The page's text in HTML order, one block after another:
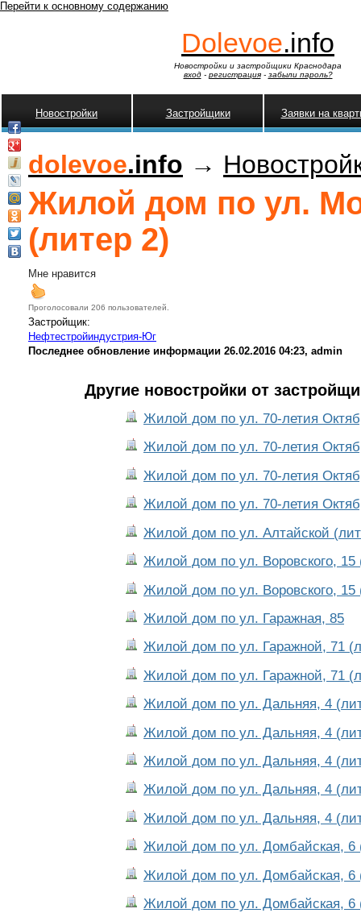
Перейти к основному содержанию
Dolevoe.info
Новостройки и застройщики Краснодара
вход- регистрация- забыли пароль?
Новостройки Застройщики Заявки на
dolevoe.info →
Жилой дом по ул.
(литер 2)
Мне нравится
Проголосовали 206 пользователей.
Застройщик:
Нефтестройиндустрия-Юг
Последнее обновление информации 26.02.2016 04:23, admin
Другие новостройки от
Жилой дом по ул. 70-летия
Жилой дом по ул. 70-летия
Жилой дом по ул. 70-летия
Жилой дом по ул. 70-летия
Жилой дом по ул. Алтайской
Жилой дом по ул. Воровского, 15
Жилой дом по ул. Воровского, 15
Жилой дом по ул. Гаражная, 85
Жилой дом по ул. Гаражной, 71
Жилой дом по ул. Гаражной, 71
Жилой дом по ул. Дальняя, 4
Жилой дом по ул. Дальняя, 4
Жилой дом по ул. Дальняя, 4
Жилой дом по ул. Дальняя, 4
Жилой дом по ул. Дальняя, 4
Жилой дом по ул. Домбайская, 6
Жилой дом по ул. Домбайская, 6
Жилой дом по ул. Домбайская, 6